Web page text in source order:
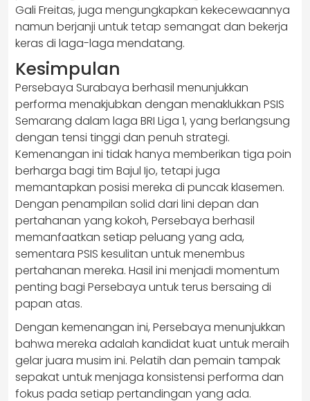
Gali Freitas, juga mengungkapkan kekecewaannya
namun berjanji untuk tetap semangat dan bekerja
keras di laga-laga mendatang.
Kesimpulan
Persebaya Surabaya berhasil menunjukkan
performa menakjubkan dengan menaklukkan PSIS
Semarang dalam laga BRI Liga 1, yang berlangsung
dengan tensi tinggi dan penuh strategi.
Kemenangan ini tidak hanya memberikan tiga poin
berharga bagi tim Bajul Ijo, tetapi juga
memantapkan posisi mereka di puncak klasemen.
Dengan penampilan solid dari lini depan dan
pertahanan yang kokoh, Persebaya berhasil
memanfaatkan setiap peluang yang ada,
sementara PSIS kesulitan untuk menembus
pertahanan mereka. Hasil ini menjadi momentum
penting bagi Persebaya untuk terus bersaing di
papan atas.
Dengan kemenangan ini, Persebaya menunjukkan
bahwa mereka adalah kandidat kuat untuk meraih
gelar juara musim ini. Pelatih dan pemain tampak
sepakat untuk menjaga konsistensi performa dan
fokus pada setiap pertandingan yang ada.